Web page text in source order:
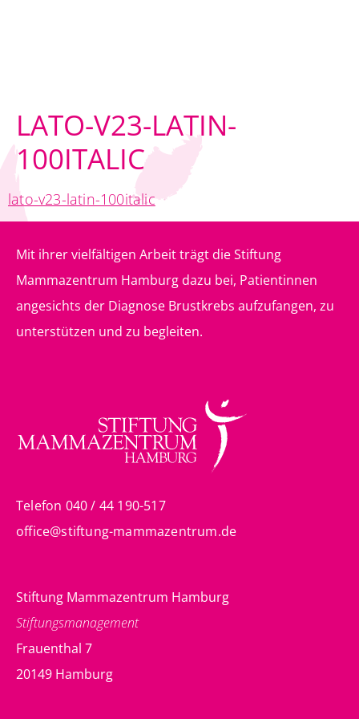
LATO-V23-LATIN-
100ITALIC
lato-v23-latin-100italic
Mit ihrer vielfältigen Arbeit trägt die Stiftung
Mammazentrum Hamburg dazu bei, Patientinnen
angesichts der Diagnose Brustkrebs aufzufangen, zu
unterstützen und zu begleiten.
Telefon 040 / 44 190-517
office@stiftung-mammazentrum.de
Stiftung Mammazentrum Hamburg
Stiftungsmanagement
Frauenthal 7
20149 Hamburg